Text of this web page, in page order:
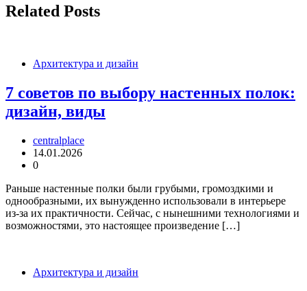
Related Posts
Архитектура и дизайн
7 советов по выбору настенных полок:
дизайн, виды
centralplace
14.01.2026
0
Раньше настенные полки были грубыми, громоздкими и
однообразными, их вынужденно использовали в интерьере
из-за их практичности. Сейчас, с нынешними технологиями и
возможностями, это настоящее произведение […]
Архитектура и дизайн